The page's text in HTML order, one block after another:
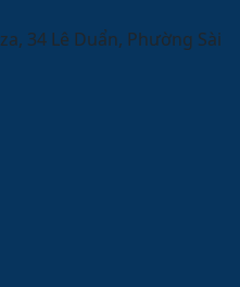
34 Lê Duẩn, Phường Sài